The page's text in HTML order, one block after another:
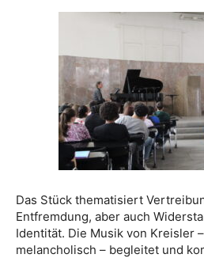
Das Stück thematisiert
Entfremdung, aber auch
Identität. Die Musik von Kreisler
melancholisch – begleitet und